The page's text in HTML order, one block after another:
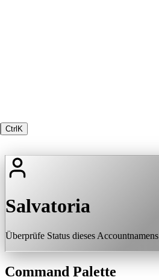
Ctrl K
Salvatoria
Überprüfe Status dieses Accountnamens
Command Palette